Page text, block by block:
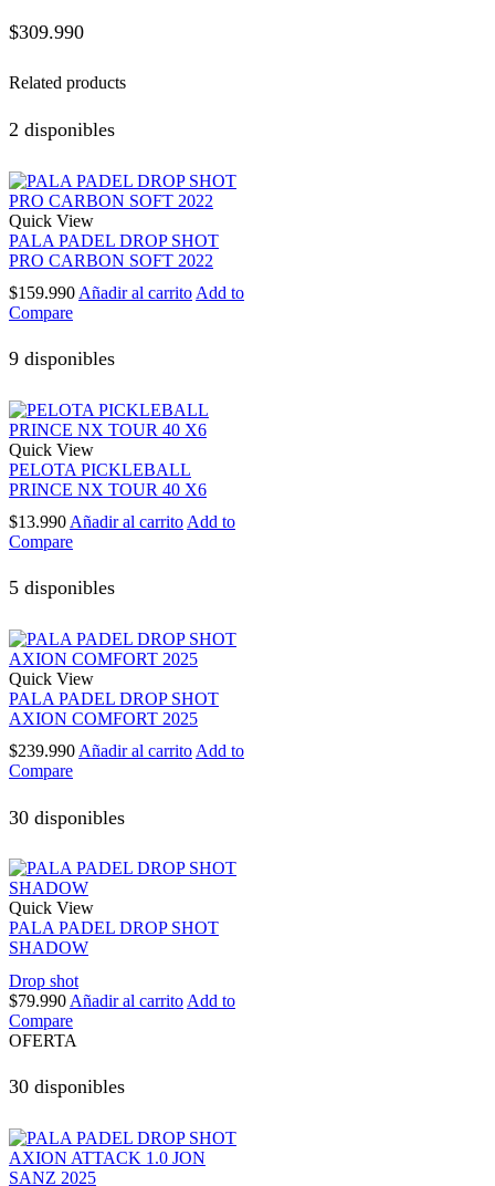
$309.990
Related products
2 disponibles
Quick View
PALA PADEL DROP SHOT
PRO CARBON SOFT 2022
$159.990 Añadir al carrito Add to
Compare
9 disponibles
Quick View
PELOTA PICKLEBALL
PRINCE NX TOUR 40 X6
$13.990 Añadir al carrito Add to
Compare
5 disponibles
Quick View
PALA PADEL DROP SHOT
AXION COMFORT 2025
$239.990 Añadir al carrito Add to
Compare
30 disponibles
Quick View
PALA PADEL DROP SHOT
SHADOW
Drop shot
$79.990 Añadir al carrito Add to
Compare
OFERTA
30 disponibles